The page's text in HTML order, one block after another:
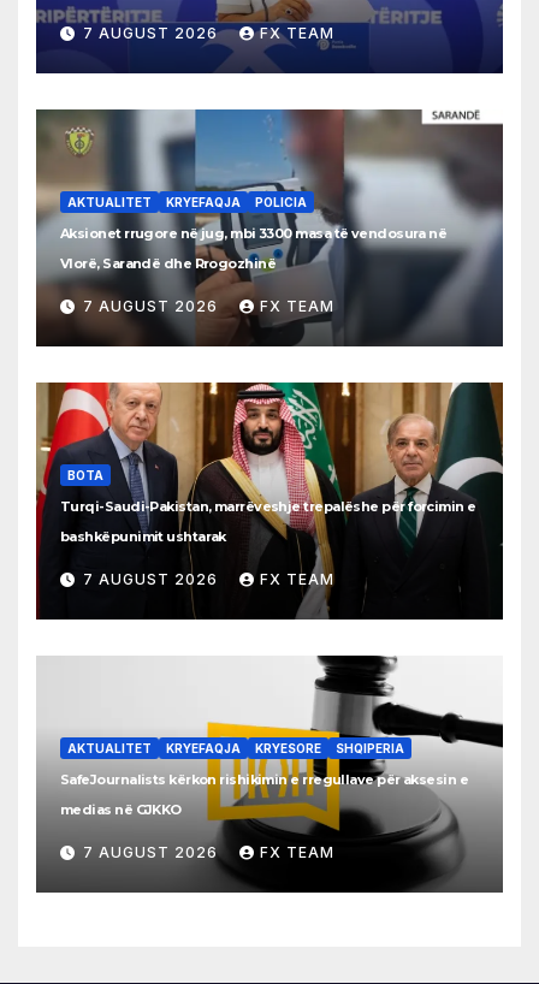
7 AUGUST 2026 FX TEAM
AKTUALITET KRYEFAQJA POLICIA
Aksionet rrugore në jug, mbi 3300 masa të vendosura në
Vlorë, Sarandë dhe Rrogozhinë
7 AUGUST 2026 FX TEAM
BOTA
Turqi-Saudi-Pakistan, marrëveshje trepalëshe për forcimin e
bashkëpunimit ushtarak
7 AUGUST 2026 FX TEAM
AKTUALITET KRYEFAQJA KRYESORE SHQIPERIA
SafeJournalists kërkon rishikimin e rregullave për aksesin e
medias në GJKKO
7 AUGUST 2026 FX TEAM